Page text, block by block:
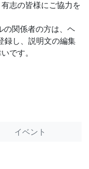
志の皆様にご協力を
の関係者の方は、ヘ
録し、説明文の編集
です。
イベント